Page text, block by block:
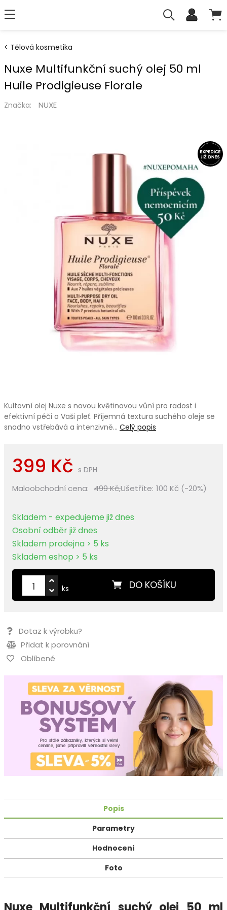
Tělová kosmetika
Nuxe Multifunkční suchý olej 50 ml
Huile Prodigieuse Florale
Značka: NUXE
Kultovní olej Nuxe s novou květinovou vůní pro radost i
efektivní péči o Vaši pleť. Příjemná textura suchého oleje se
snadno vstřebává a intenzivně… Celý popis
399 Kč s DPH
Maloobchodní cena: 499 Kč,Ušetříte: 100 Kč (-20%)
Skladem - expedujeme již dnes
Osobní odběr již dnes
Skladem prodejna > 5 ks
Skladem eshop > 5 ks
DO KOŠÍKU
ks
Dotaz k výrobku?
Přidat k porovnání
Oblíbené
Popis
Parametry
Hodnocení
Foto